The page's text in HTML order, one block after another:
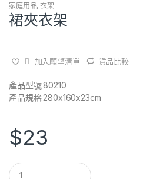
家庭用品,衣架
裙夾衣架
加入願望清單 貨品比較
產品型號:80210
產品規格:280x160x23cm
$23
Q